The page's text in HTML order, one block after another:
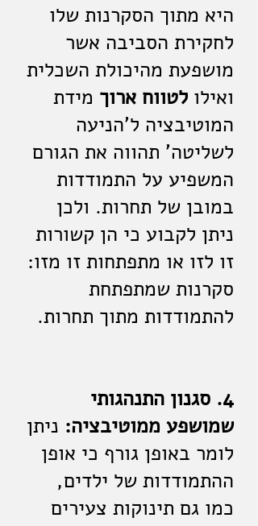
היא מתוך הסקרנות שלו
לחקירת הסביבה אשר
מושפעת מהיכולת השכלית
ואילו לטווח ארוך מידת
המוטיבציה ל'הניעה
לשליטה' תהווה את הגורם
המשפיע על התמודדות
במובן של תחרות. ולכן
ניתן לקבוע כי הן קשורות
זו לזו או מתפתחות זו מזו:
סקרנות שמתפתחת
להתמודדות מתוך תחרות.
4. סגנון התנהגותי
שמושפע ממוטיבציה: ניתן
לומר באופן גורף כי אופן
ההתמודדות של ילדים,
כמו גם תינוקות צעירים